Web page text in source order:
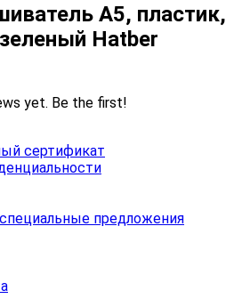
А5, пластик,
Hatber
yet. Be the first!
сертификат
предложения